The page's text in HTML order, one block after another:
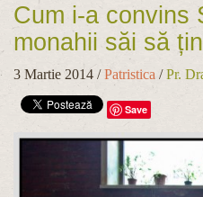
Cum i-a convins
monahii săi să
3 Martie 2014 /Patristica /Pr.
Save